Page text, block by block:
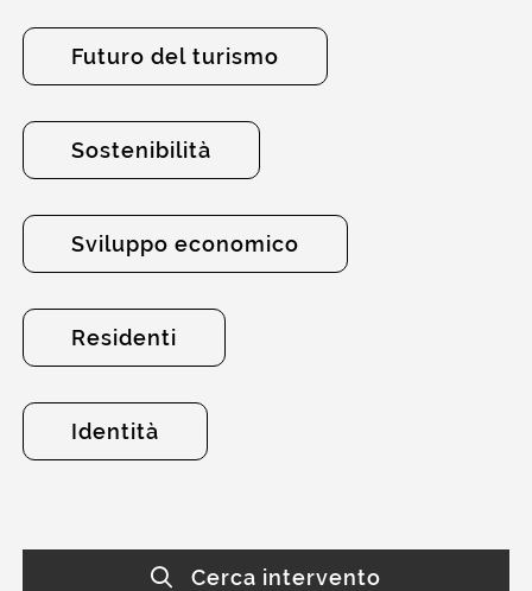
Futuro del turismo
Sostenibilità
Sviluppo economico
Residenti
Identità
Cerca intervento